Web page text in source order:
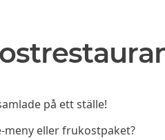
på ett ställe!
meny eller frukostpaket?